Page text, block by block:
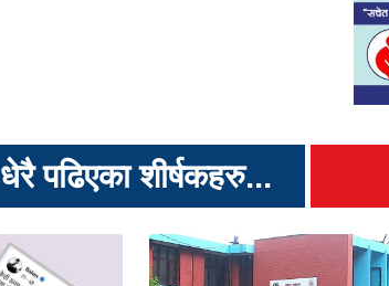
धेरै पढिएका शीर्षकहरु...